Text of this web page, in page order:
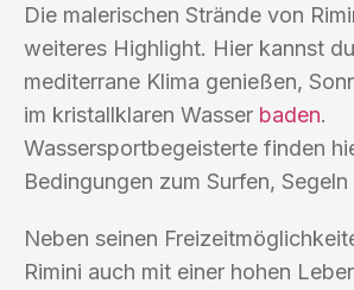
Die malerischen Strände von
weiteres Highlight. Hier kannst
mediterrane Klima genießen,
im kristallklaren Wasser baden.
Wassersportbegeisterte finden
Bedingungen zum Surfen,
Neben seinen
Rimini auch mit einer hohen